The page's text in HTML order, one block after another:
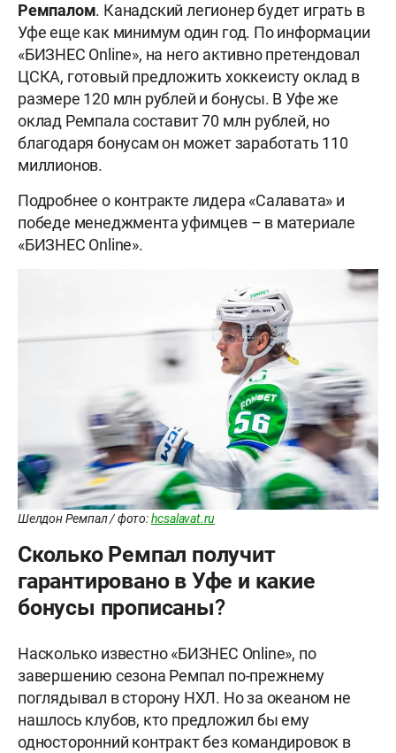
Ремпалом. Канадский легионер будет играть в
Уфе еще как минимум один год. По информации
«БИЗНЕС Online», на него активно претендовал
ЦСКА, готовый предложить хоккеисту оклад в
размере 120 млн рублей и бонусы. В Уфе же
оклад Ремпала составит 70 млн рублей, но
благодаря бонусам он может заработать 110
миллионов.
Подробнее о контракте лидера «Салавата» и
победе менеджмента уфимцев – в материале
«БИЗНЕС Online».
Шелдон Ремпал / фото:hcsalavat.ru
Сколько Ремпал получит
гарантировано в Уфе и какие
бонусы прописаны?
Насколько известно «БИЗНЕС Online», по
завершению сезона Ремпал по-прежнему
поглядывал в сторону НХЛ. Но за океаном не
нашлось клубов, кто предложил бы ему
односторонний контракт без командировок в